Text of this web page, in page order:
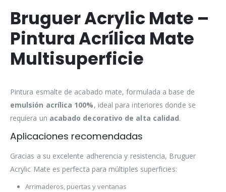
Bruguer Acrylic Mate –
Pintura Acrílica Mate
Multisuperficie
Pintura esmalte de acabado mate, formulada a base de
emulsión acrílica 100%, ideal para interiores donde se
requiera un acabado decorativo de alta calidad.
Aplicaciones recomendadas
Gracias a su excelente adherencia y resistencia, Bruguer
Acrylic Mate es perfecta para múltiples superficies:
Arrimaderos, puertas y ventanas